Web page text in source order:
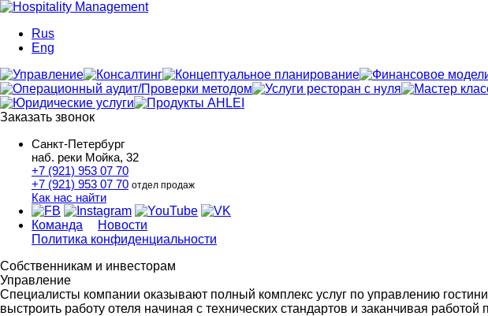
Rus
Eng
Заказать звонок
Санкт-Петербург
наб. реки Мойка, 32
+7 (921) 953 07 70
+7 (921) 953 07 70 отдел продаж
Как нас найти
Команда
Новости
Политика конфиденциальности
Собственникам и инвесторам
Управление
Специалисты компании оказывают полный комплекс услуг по управлению
выстроить работу отеля начиная с технических стандартов и заканчивая работой